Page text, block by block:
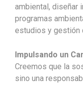
ambiental, diseñar
programas
estudios y gestión
Impulsando un
Creemos que la
sino una